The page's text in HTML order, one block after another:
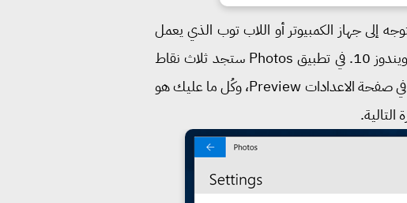
إلى جهاز الكمبيوتر أو اللاب توب الذي يعمل
بنظام ويندوز 10. كُل ما عليك هو فتح تطبيق Photos المُثبت بشكل افتراضي على جميع نسخ ويندوز 10. في تطبيق Photos ستجد ثلاث نقاط
أفقية بأعلى التطبيق ناحية اليسار، ومن القائمة ستقوم بالضغط على الاعدادات Settings. ستجد في صفحة الاعدادات Preview، وكُل ما عليك هو